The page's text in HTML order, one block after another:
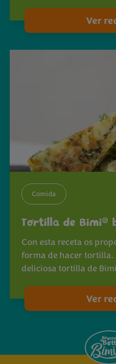
Ver
Comida
Tortilla de Bimi®
Con esta receta os
forma de hacer tortilla.
deliciosa tortilla de Bimi
Ver